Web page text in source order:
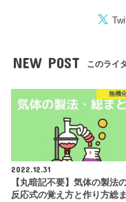
NEW POST このライ
無機
2022.12.31
【丸暗記不要】気体の製法
反応式の覚え方と作り方総